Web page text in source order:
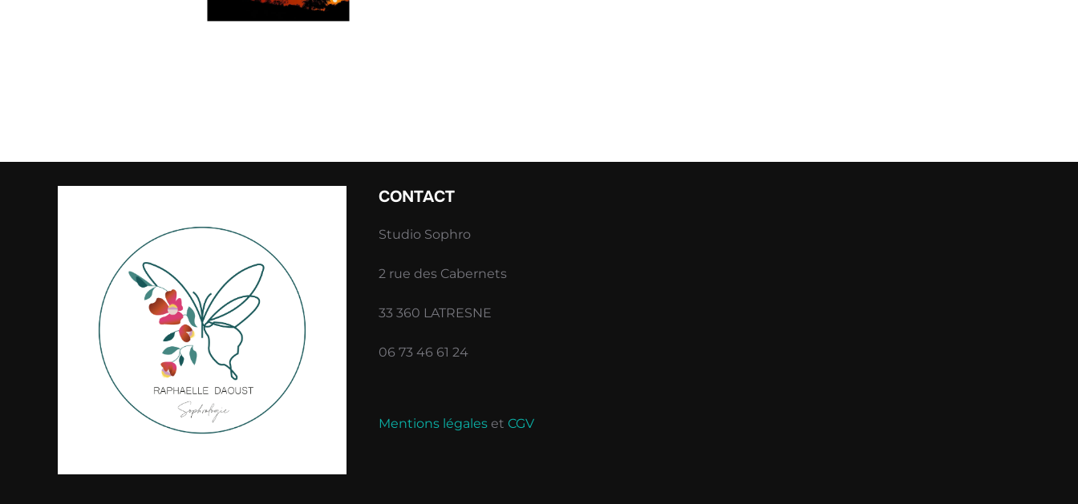
CONTACT
Studio Sophro
2 rue des Cabernets
33 360 LATRESNE
06 73 46 61 24
Mentions légales et CGV